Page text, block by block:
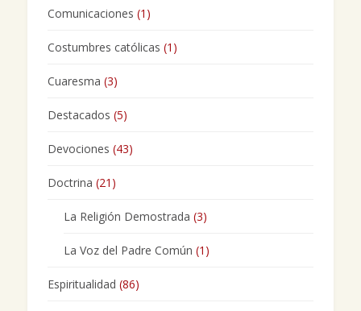
Comunicaciones (1)
Costumbres católicas (1)
Cuaresma (3)
Destacados (5)
Devociones (43)
Doctrina (21)
La Religión Demostrada (3)
La Voz del Padre Común (1)
Espiritualidad (86)